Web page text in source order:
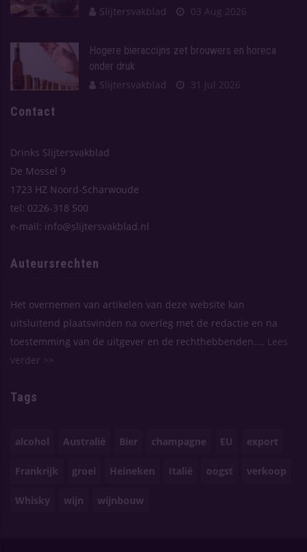
Slijtersvakblad
03 Aug 2026
Hogere bieraccijns zet brouwers en horeca
onder druk
Slijtersvakblad
31 Jul 2026
Contact
Drinks Slijtersvakblad
De Mossel 9
1723 HZ Noord-Scharwoude
tel: 0226-318 500
e-mail: info@slijtersvakblad.nl
Auteursrechten
Het overnemen van artikelen van deze website kan
uitsluitend plaatsvinden na overleg met de redactie en na
toestemming van de uitgever en de rechthebbenden....
Lees
verder >>
Tags
alcohol Australië Bier champagne EU export
Frankrijk groei Heineken Italië oogst verkoop
Whisky wijn wijnbouw